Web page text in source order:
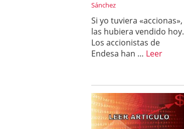
Sánchez
Si yo tuviera «accionas»,
las hubiera vendido hoy.
Los accionistas de
Endesa han … Leer